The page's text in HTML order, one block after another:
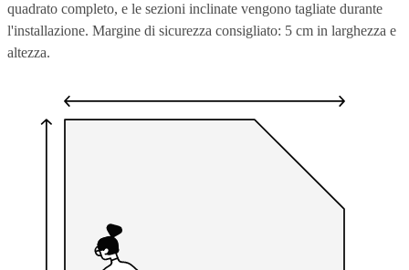
quadrato completo, e le sezioni inclinate vengono tagliate durante
l'installazione. Margine di sicurezza consigliato: 5 cm in larghezza e
altezza.